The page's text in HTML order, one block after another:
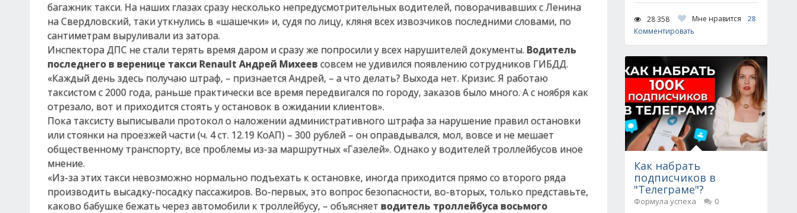
багажник такси. На наших глазах сразу несколько непредусмотрительных водителей, поворачивавших с Ленина
на Свердловский, таки уткнулись в «шашечки» и, судя по лицу, кляня всех извозчиков последними словами, по
сантиметрам выруливали из затора.
Инспектора ДПС не стали терять время даром и сразу же попросили у всех нарушителей документы. Водитель
последнего в веренице такси Renault Андрей Михеев совсем не удивился появлению сотрудников ГИБДД.
«Каждый день здесь получаю штраф, – признается Андрей, – а что делать? Выхода нет. Кризис. Я работаю
таксистом с 2000 года, раньше практически все время передвигался по городу, заказов было много. А с ноября как
отрезало, вот и приходится стоять у остановок в ожидании клиентов».
Пока таксисту выписывали протокол о наложении административного штрафа за нарушение правил остановки
или стоянки на проезжей части (ч. 4 ст. 12.19 КоАП) – 300 рублей – он оправдывался, мол, вовсе и не мешает
общественному транспорту, все проблемы из-за маршрутных «Газелей». Однако у водителей троллейбусов иное
мнение.
«Из-за этих такси невозможно нормально подъехать к остановке, иногда приходится прямо со второго ряда
производить высадку-посадку пассажиров. Во-первых, это вопрос безопасности, во-вторых, только представьте,
каково бабушке бежать через автомобили к троллейбусу, – объясняет водитель троллейбуса восьмого
28 358 Мне нравится
28
Комментировать
Как набрать
подписчиков в
"Телеграме"?
Формула успеха
0